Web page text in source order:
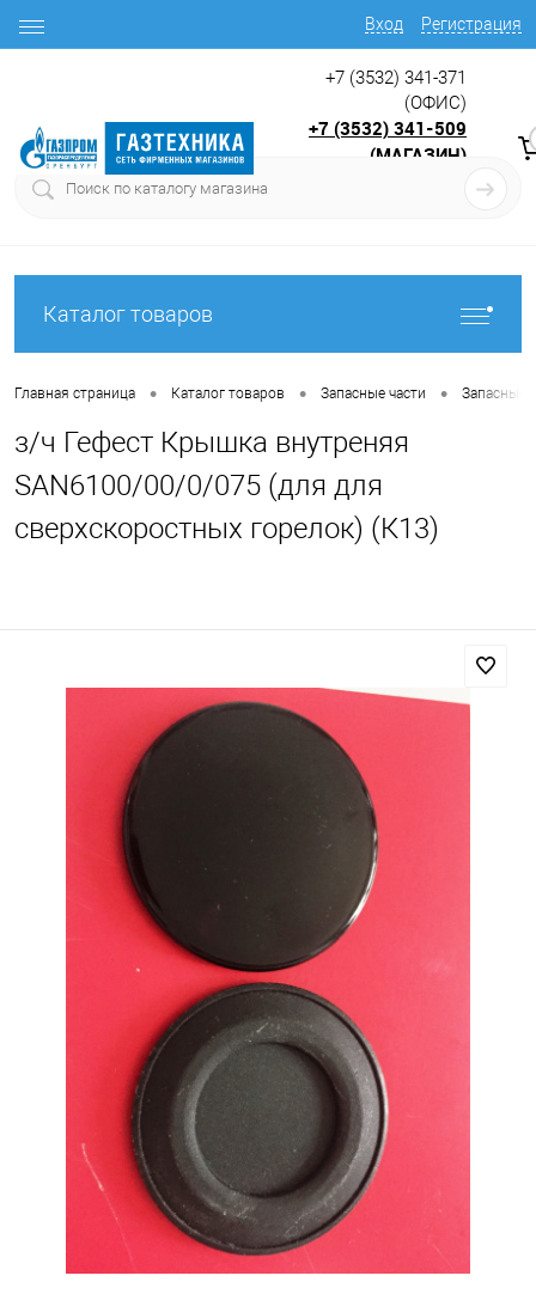
Вход Регистрация
+7 (3532) 341-371
(ОФИС)
+7 (3532) 341-509
(МАГАЗИН)
Каталог товаров
Главная страница • Каталог товаров • Запасные части • Запасные
з/ч Гефест Крышка внутреняя
SAN6100/00/0/075 (для для
сверхскоростных горелок) (К13)